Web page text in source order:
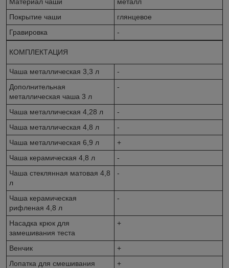
Покрытие чаши
глянцевое
Гравировка
-
КОМПЛЕКТАЦИЯ
Чаша металлическая 3,3 л
-
Дополнительная
металлическая чаша 3 л
-
Чаша металлическая 4,28 л
-
Чаша металлическая 4,8 л
-
Чаша металлическая 6,9 л
+
Чаша керамическая 4,8 л
-
Чаша стеклянная матовая 4,8
л
-
Чаша керамическая
рифленая 4,8 л
-
Насадка крюк для
замешивания теста
+
Венчик
+
Лопатка для смешивания
+